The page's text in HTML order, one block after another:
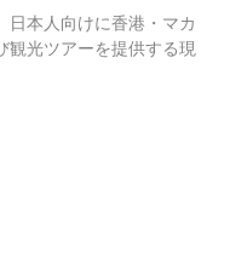
日本人向けに香港・マカ
観光ツアーを提供する現